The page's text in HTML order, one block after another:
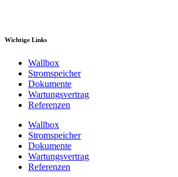
Wichtige Links
Wallbox
Stromspeicher
Dokumente
Wartungsvertrag
Referenzen
Wallbox
Stromspeicher
Dokumente
Wartungsvertrag
Referenzen